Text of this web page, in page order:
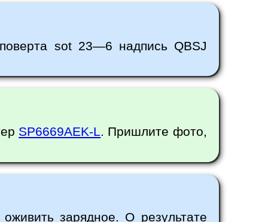
sot 23—6 надпись QBSJ
SP6669AEK-L. Пришлите фото,
зарядное. О результате